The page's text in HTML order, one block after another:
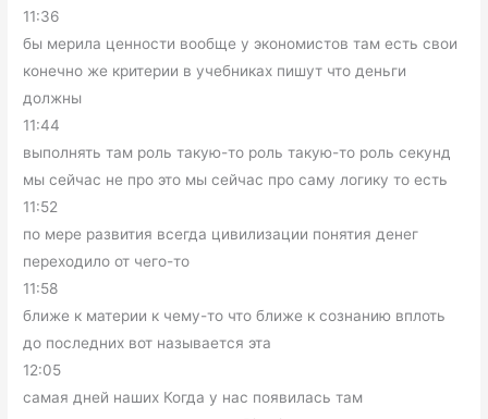
11:36
бы мерила ценности вообще у экономистов там есть свои
конечно же критерии в учебниках пишут что деньги
должны
11:44
выполнять там роль такую-то роль такую-то роль секунд
мы сейчас не про это мы сейчас про саму логику то есть
11:52
по мере развития всегда цивилизации понятия денег
переходило от чего-то
11:58
ближе к материи к чему-то что ближе к сознанию вплоть
до последних вот называется эта
12:05
самая дней наших Когда у нас появилась там